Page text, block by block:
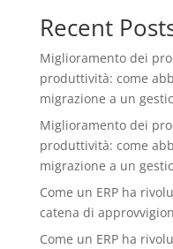
Recent
Miglioramento dei
produttività: come
migrazione a un
Miglioramento dei
produttività: come
migrazione a un
Come un ERP ha
catena di
Come un ERP ha